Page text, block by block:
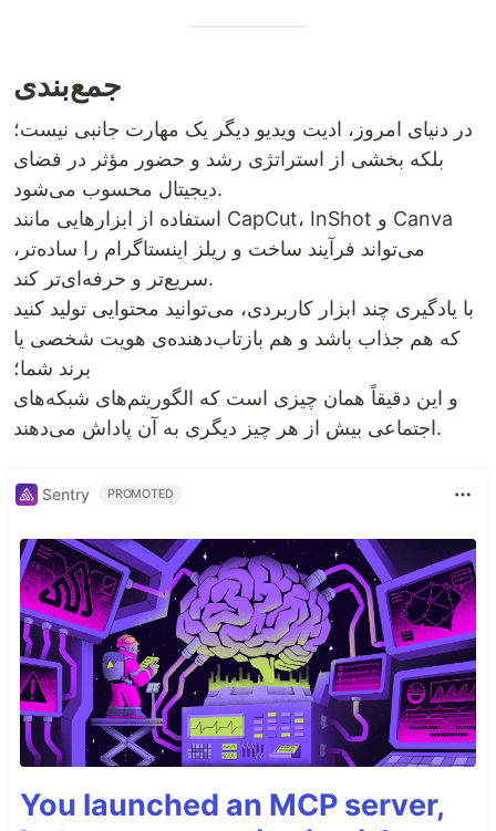
جمع‌بندی
در دنیای امروز، ادیت ویدیو دیگر یک مهارت جانبی نیست؛
بلکه بخشی از استراتژی رشد و حضور مؤثر در فضای
دیجیتال محسوب می‌شود.
استفاده از ابزارهایی مانند CapCut، InShot و Canva
می‌تواند فرآیند ساخت و ریلز اینستاگرام را ساده‌تر،
سریع‌تر و حرفه‌ای‌تر کند.
با یادگیری چند ابزار کاربردی، می‌توانید محتوایی تولید کنید
که هم جذاب باشد و هم بازتاب‌دهنده‌ی هویت شخصی یا
برند شما؛
و این دقیقاً همان چیزی است که الگوریتم‌های شبکه‌های
اجتماعی بیش از هر چیز دیگری به آن پاداش می‌دهند.
Sentry PROMOTED
You launched an MCP server,